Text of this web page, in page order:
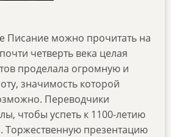
Писание можно прочитать на
четверть века целая
проделала огромную и
значимость которой
Переводчики
чтобы успеть к 1100-летию
Торжественную презентацию